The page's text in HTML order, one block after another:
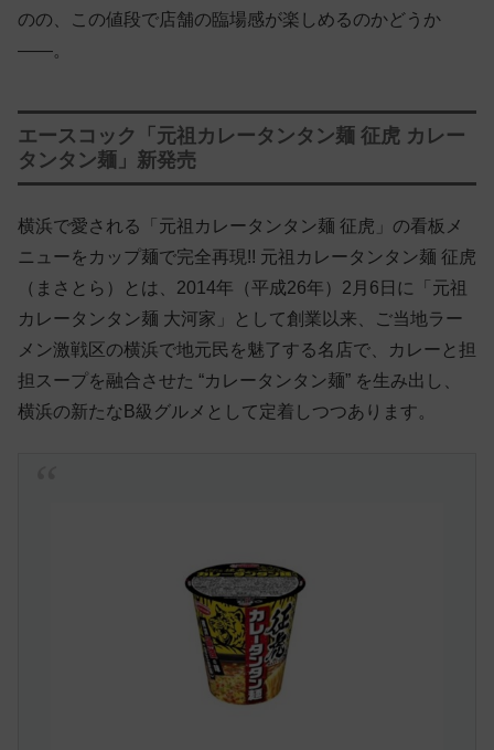
のの、この値段で店舗の臨場感が楽しめるのかどうか
——。
エースコック「元祖カレータンタン麺 征虎 カレー
タンタン麺」新発売
横浜で愛される「元祖カレータンタン麺 征虎」の看板メ
ニューをカップ麺で完全再現!! 元祖カレータンタン麺 征虎
（まさとら）とは、2014年（平成26年）2月6日に「元祖
カレータンタン麺 大河家」として創業以来、ご当地ラー
メン激戦区の横浜で地元民を魅了する名店で、カレーと担
担スープを融合させた “カレータンタン麺” を生み出し、
横浜の新たなB級グルメとして定着しつつあります。